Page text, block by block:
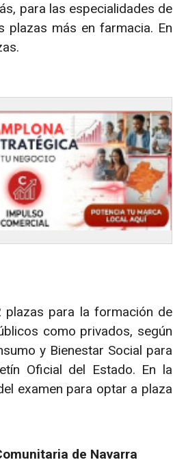
para las especialidades de
plazas más en farmacia. En
para la formación de
como privados, según
y Bienestar Social para
Oficial del Estado. En la
examen para optar a plaza
de Navarra